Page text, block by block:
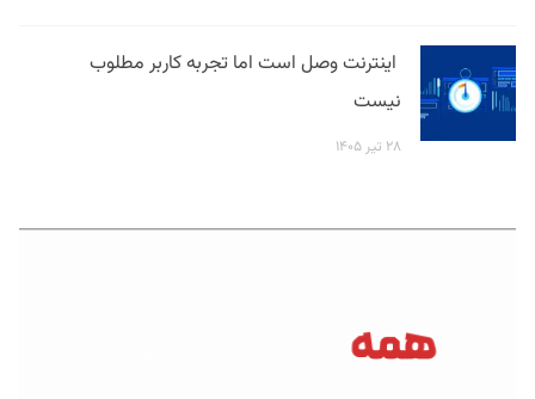
اینترنت وصل است اما تجربه کاربر مطلوب
نیست
۲۸ تیر ۱۴۰۵